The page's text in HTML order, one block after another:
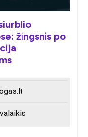
žingsnis po